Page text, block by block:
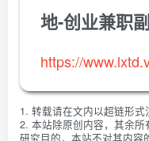
地-创业兼职
https://
1. 转载请在文内以超链形式
2. 本站除原创内容，其余
研究目的，本站不对其内容